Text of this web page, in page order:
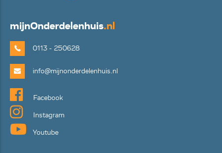
mijnOnderdelenhuis.nl
0113 - 250628
info@mijnonderdelenhuis.nl
Facebook
Instagram
Youtube